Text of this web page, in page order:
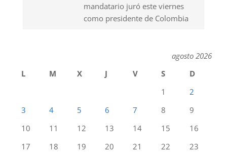
mandatario juró este viernes
como presidente de Colombia
agosto 2026
L
M X J V S
D
1
2
3
4 5 6 7 8
9
10
11 12 13 14 15
16
17
18 19 20 21 22
23